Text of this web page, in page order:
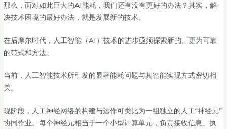
那么，面对如此巨大的AI能耗，我们还有没有更好的办法？其实，解
决技术困境的最好办法，就是发展新的技术。
在后摩尔时代，人工智能（AI）技术的进步亟须探索新的、更为可靠
的范式和方法。
当前，人工智能技术所引发的显著能耗问题与其智能实现方式密切相
关。
现阶段，人工神经网络的构建与运作可类比为一组独立的人工“神经元”
协同作业。每个神经元相当于一个小型计算单元，负责接收信息、执